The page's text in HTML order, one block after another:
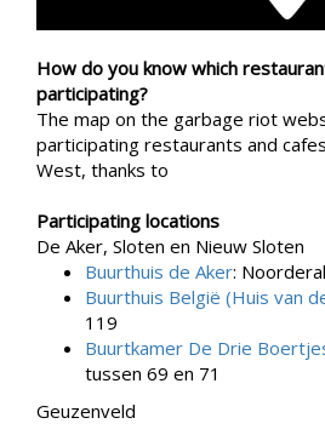
How do you know which
participating?
The map on the garbage riot
participating restaurants and
West, thanks to
Participating locations
De Aker, Sloten en Nieuw Sloten
Buurthuis de Aker:
Buurthuis België (Huis van
119
Buurtkamer De Drie
tussen 69 en 71
Geuzenveld